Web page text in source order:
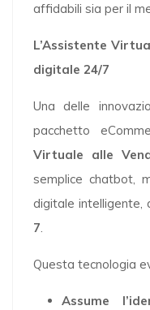
affidabili sia per il
L’Assistente
digitale 24/7
Una delle
pacchetto
Virtuale alle
semplice chatbot,
digitale intelligente,
7.
Questa tecnologia
Assume